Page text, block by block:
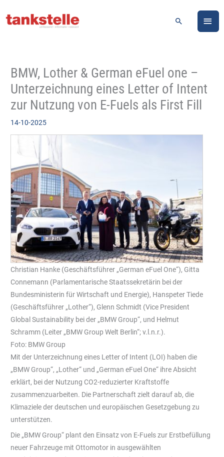
Inhalt
Suchen
BMW, Lother & German eFuel one –
Unterzeichnung eines Letter of Intent
zur Nutzung von E-Fuels als First Fill
14-10-2025
Christian Hanke (Geschäftsführer „German eFuel One“), Gitta
Connemann (Parlamentarische Staatssekretärin bei der
Bundesministerin für Wirtschaft und Energie), Hanspeter Tiede
(Geschäftsführer „Lother“), Glenn Schmidt (Vice President
Global Sustainability bei der „BMW Group“, und Helmut
Schramm (Leiter „BMW Group Welt Berlin“; v.l.n.r.).
Foto: BMW Group
Mit der Unterzeichnung eines Letter of Intent (LOI) haben die
„BMW Group“, „Lother“ und „German eFuel One“ ihre Absicht
erklärt, bei der Nutzung CO2-reduzierter Kraftstoffe
zusammenzuarbeiten. Die Partnerschaft zielt darauf ab, die
Klimaziele der deutschen und europäischen Gesetzgebung zu
unterstützen.
Die „BMW Group“ plant den Einsatz von E-Fuels zur Erstbefüllung
neuer Fahrzeuge mit Ottomotor in ausgewählten